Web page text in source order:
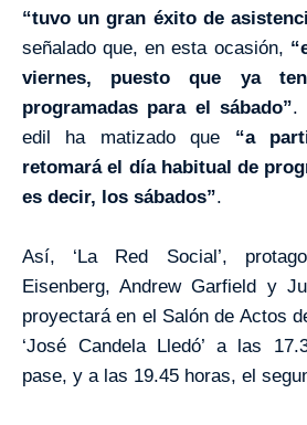
“tuvo un gran éxito de
señalado que, en esta ocasión,
viernes, puesto que ya
programadas para el sábado”.
edil ha matizado que “a
retomará el día habitual de
es decir, los sábados”.
Así, ‘La Red Social’,
Eisenberg, Andrew Garfield y
proyectará en el Salón de Actos
‘José Candela Lledó’ a las
pase, y a las 19.45 horas, el